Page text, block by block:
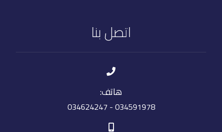
اتصل بنا
هاتف:
034591978 - 034624247